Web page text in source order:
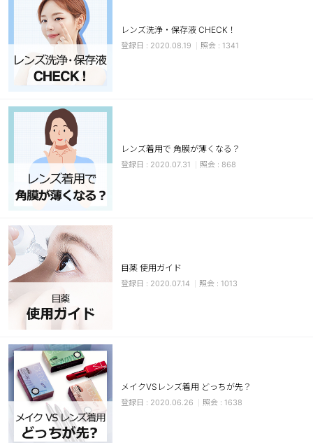
透明
ハロウィンカラコン
ケア用品
レビュー
EYEしてる
総合掲示板
カスタマーサービス
ショッピングガイド
アプリダウンロード
INSTAGRAM TWITTER
レンズ洗浄・保存液 CHECK！
2020.08.19 1341
レンズ着用で 角膜が薄くなる？
2020.07.31 868
目薬 使用ガイド
2020.07.14 1013
メイクVSレンズ着用 どっちが先？
2020.06.26 1638